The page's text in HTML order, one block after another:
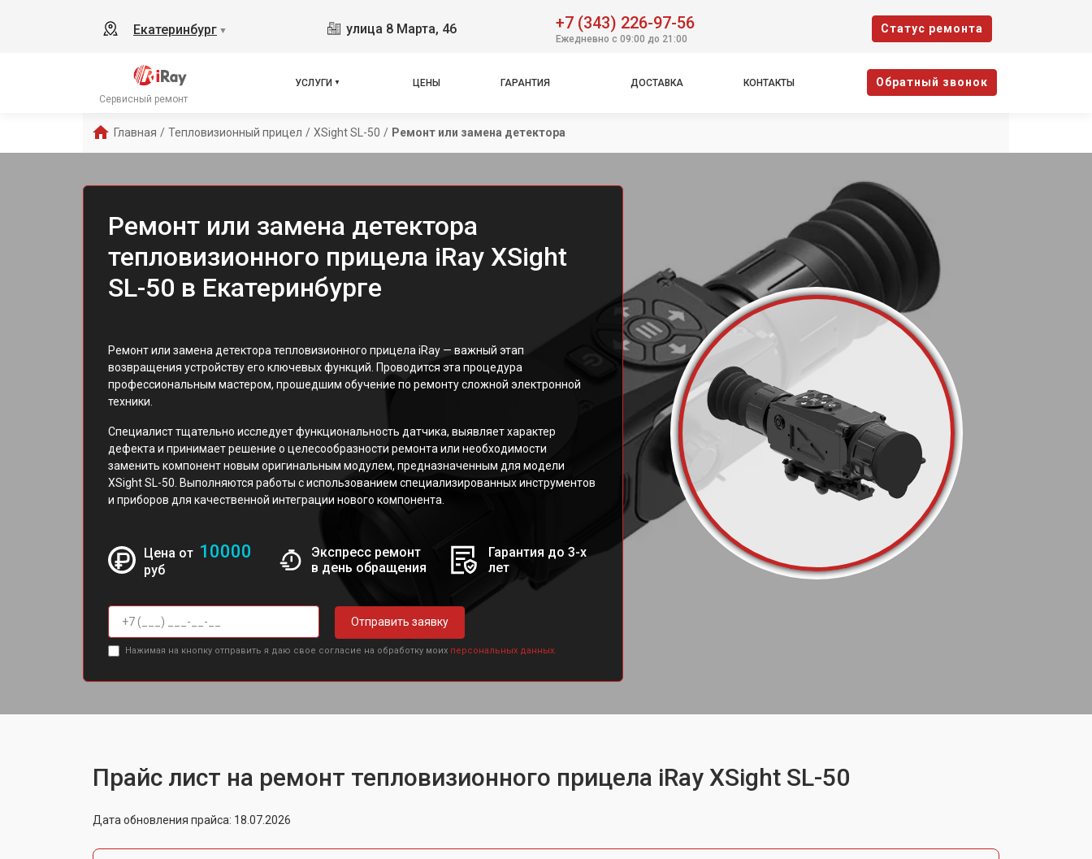
Екатеринбург ▼ улица 8 Марта, 46 +7 (343) 226-97-56
Ежедневно с 09:00 до 21:00
Cтатус ремонта
Сервисный ремонт
УСЛУГИ ЦЕНЫ ГАРАНТИЯ ДОСТАВКА КОНТАКТЫ Oбратный звонок
Главная / Тепловизионный прицел / XSight SL-50 / Ремонт или замена детектора
Ремонт или замена детектора
тепловизионного прицела iRay XSight
SL-50 в Екатеринбурге
Ремонт или замена детектора тепловизионного прицела iRay — важный этап
возвращения устройству его ключевых функций. Проводится эта процедура
профессиональным мастером, прошедшим обучение по ремонту сложной электронной
техники.
Специалист тщательно исследует функциональность датчика, выявляет характер
дефекта и принимает решение о целесообразности ремонта или необходимости
заменить компонент новым оригинальным модулем, предназначенным для модели
XSight SL-50. Выполняются работы с использованием специализированных инструментов
и приборов для качественной интеграции нового компонента.
Цена от 10000
руб
Экспресс ремонт
в день обращения
Гарантия до 3-х
лет
Отправить заявку
Нажимая на кнопку отправить я даю свое согласие на обработку моих персональных данных.
Прайс лист на ремонт тепловизионного прицела iRay XSight SL-50
Дата обновления прайса: 18.07.2026